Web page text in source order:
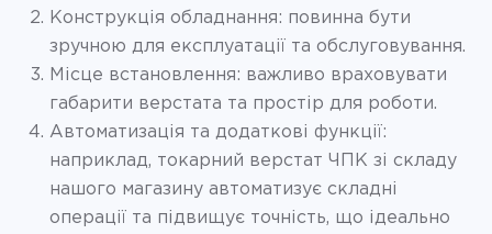
Конструкція обладнання: повинна бути
зручною для експлуатації та обслуговування.
Місце встановлення: важливо враховувати
габарити верстата та простір для роботи.
Автоматизація та додаткові функції:
наприклад, токарний верстат ЧПК зі складу
нашого магазину автоматизує складні
операції та підвищує точність, що ідеально